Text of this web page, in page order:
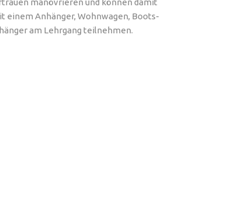
einem Anhänger, Wohnwagen, Boots-
am Lehrgang teilnehmen.